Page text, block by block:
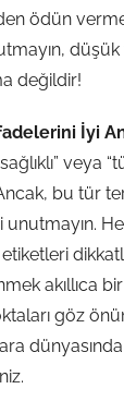
ödün
değildir!
İyi
veya
bu tür
unutmayın.
akıllıca
göz